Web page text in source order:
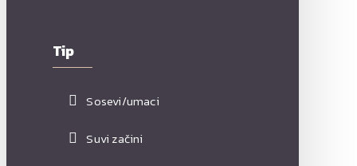
Tip
Sosevi/umaci
Suvi začini